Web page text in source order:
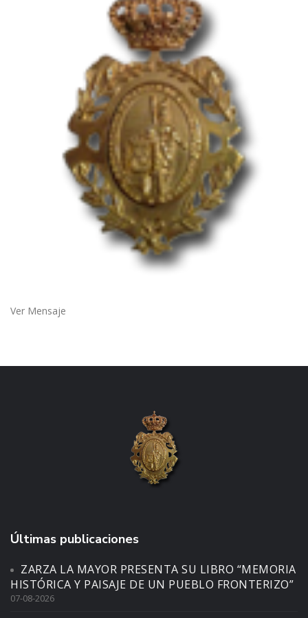
Ver Mensaje
Últimas publicaciones
ZARZA LA MAYOR PRESENTA SU LIBRO “MEMORIA
HISTÓRICA Y PAISAJE DE UN PUEBLO FRONTERIZO”
07-08-2026